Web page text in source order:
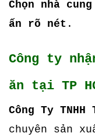
Chọn nhà
ấn rõ nét .
Công ty
ăn tại TP
Công Ty TNHH
chuyên sản